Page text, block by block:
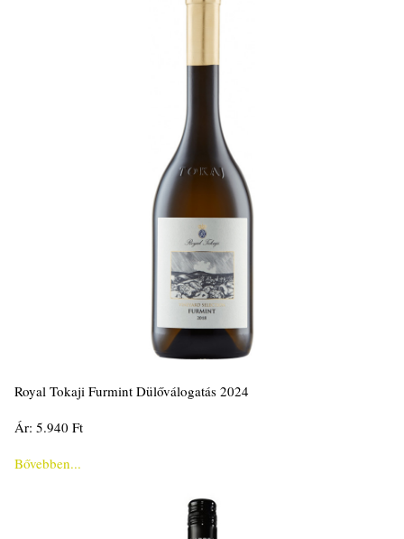
Royal Tokaji Furmint Dülőválogatás 2024
Ár: 5.940 Ft
Bővebben...